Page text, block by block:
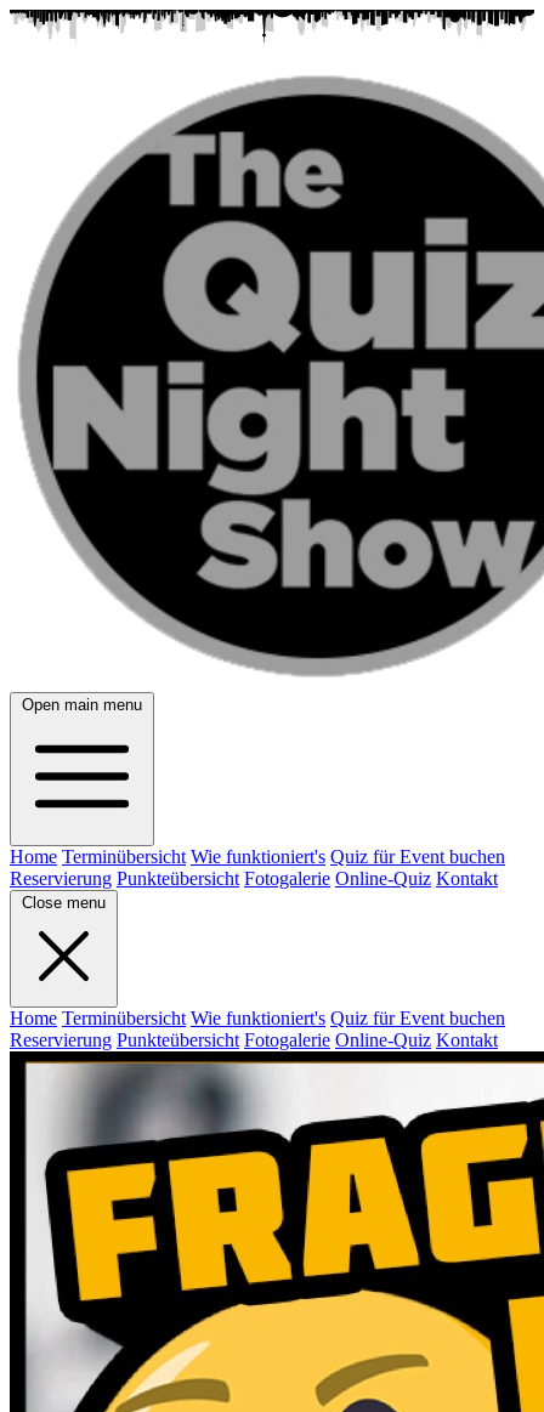
Open main menu
Home Terminübersicht Wie funktioniert's Quiz für Event buchen
Reservierung Punkteübersicht Fotogalerie Online-Quiz Kontakt
Close menu
Home Terminübersicht Wie funktioniert's Quiz für Event buchen
Reservierung Punkteübersicht Fotogalerie Online-Quiz Kontakt